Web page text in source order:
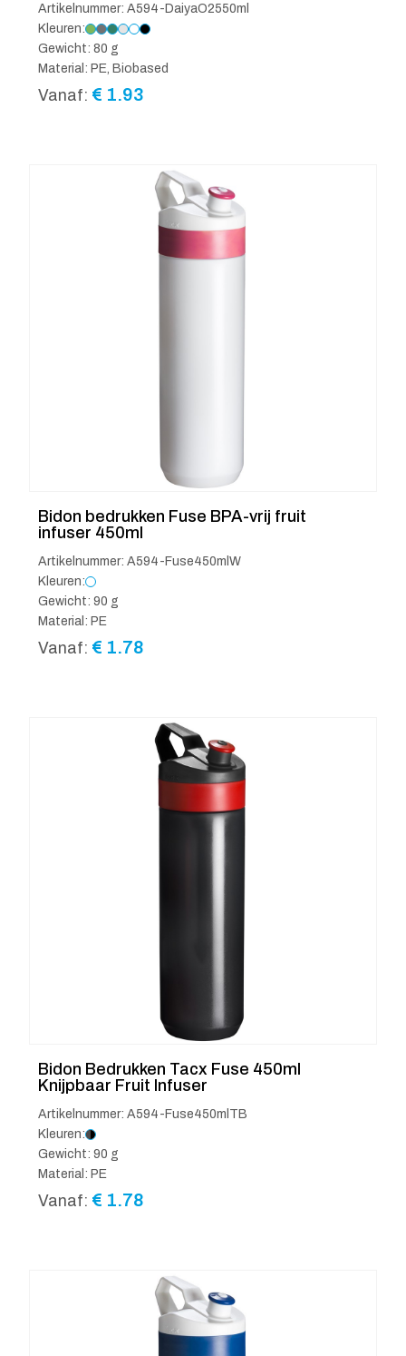
Artikelnummer: A594-DaiyaO2550ml
Kleuren:
Gewicht: 80 g
Material: PE, Biobased
Vanaf: € 1.93
Bidon bedrukken Fuse BPA-vrij fruit
infuser 450ml
Artikelnummer: A594-Fuse450mlW
Kleuren:
Gewicht: 90 g
Material: PE
Vanaf: € 1.78
Bidon Bedrukken Tacx Fuse 450ml
Knijpbaar Fruit Infuser
Artikelnummer: A594-Fuse450mlTB
Kleuren:
Gewicht: 90 g
Material: PE
Vanaf: € 1.78